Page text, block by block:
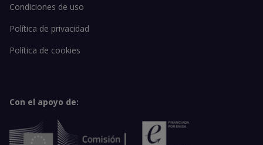
Condiciones de uso
Política de privacidad
Política de cookies
Con el apoyo de: